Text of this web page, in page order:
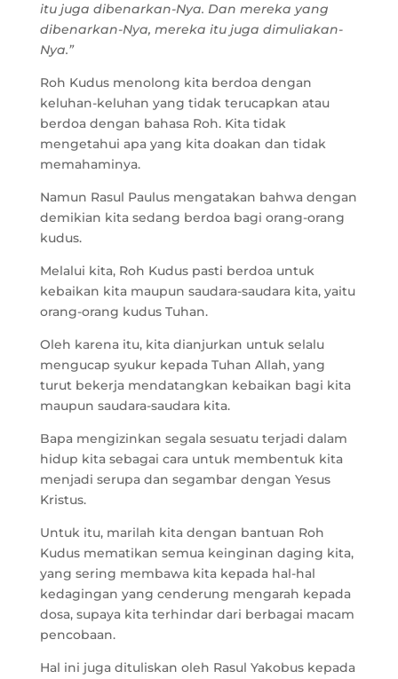
itu juga dibenarkan-Nya. Dan mereka yang
dibenarkan-Nya, mereka itu juga dimuliakan-
Nya.”
Roh Kudus menolong kita berdoa dengan
keluhan-keluhan yang tidak terucapkan atau
berdoa dengan bahasa Roh. Kita tidak
mengetahui apa yang kita doakan dan tidak
memahaminya.
Namun Rasul Paulus mengatakan bahwa dengan
demikian kita sedang berdoa bagi orang-orang
kudus.
Melalui kita, Roh Kudus pasti berdoa untuk
kebaikan kita maupun saudara-saudara kita, yaitu
orang-orang kudus Tuhan.
Oleh karena itu, kita dianjurkan untuk selalu
mengucap syukur kepada Tuhan Allah, yang
turut bekerja mendatangkan kebaikan bagi kita
maupun saudara-saudara kita.
Bapa mengizinkan segala sesuatu terjadi dalam
hidup kita sebagai cara untuk membentuk kita
menjadi serupa dan segambar dengan Yesus
Kristus.
Untuk itu, marilah kita dengan bantuan Roh
Kudus mematikan semua keinginan daging kita,
yang sering membawa kita kepada hal-hal
kedagingan yang cenderung mengarah kepada
dosa, supaya kita terhindar dari berbagai macam
pencobaan.
Hal ini juga dituliskan oleh Rasul Yakobus kepada